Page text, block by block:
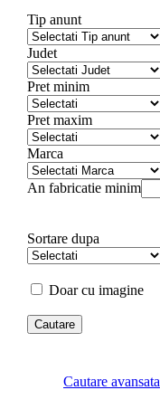
Tip anunt
Judet
Pret minim
Pret maxim
Marca
An fabricatie minim
Sortare dupa
Doar cu imagine
Cautare avansata